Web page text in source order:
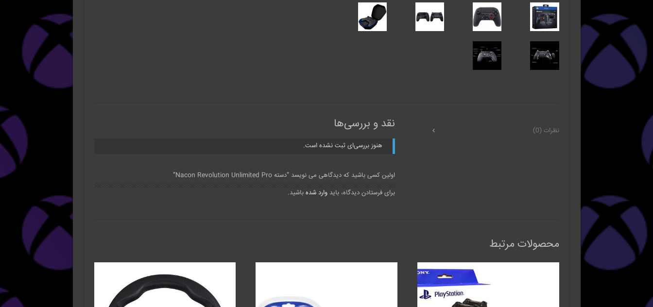
نظرات (0) نقد و بررسی‌ها
هنوز بررسی‌ای ثبت نشده است.
اولین کسی باشید که دیدگاهی می نویسد “دسته Nacon Revolution Unlimited Pro”
برای فرستادن دیدگاه، بایدوارد شده باشید.
محصولات مرتبط